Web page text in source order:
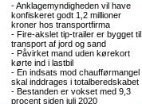
-Anklagemyndigheden vil have
konfiskeret godt 1,2 millioner
kroner hos transportfirma
- Fire-akslet tip-trailer er bygget til
transport af jord og sand
- Påvirket mand uden kørekort
kørte ind i lastbil
- En indsats mod chaufførmangel
skal inddrages i totalberedskabet
- Bestanden er vokset med 9,3
procent siden juli 2020